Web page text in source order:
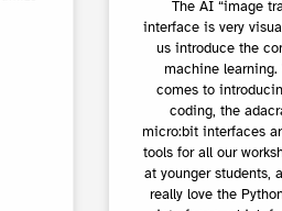
The AI “image
interface is very
us introduce the
machine learning.
comes to
coding, the
micro:bit interfaces
tools for all our
at younger students,
really love the